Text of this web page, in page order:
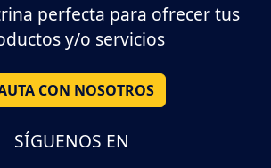
perfecta para ofrecer tus
y/o servicios
CON NOSOTROS
SÍGUENOS EN